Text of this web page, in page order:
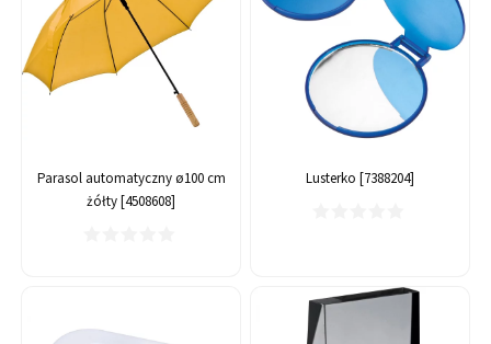
Parasol automatyczny ø100 cm
żółty [4508608]
Lusterko [7388204]